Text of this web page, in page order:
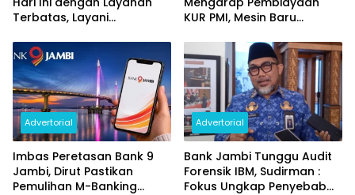
Terbatas, Layani
dan Perubahan PIN
KUR PMI, Mesin Baru
Daerah
Advertorial
Imbas Peretasan Bank 9
Jambi, Dirut Pastikan
Pemulihan M-Banking
Advertorial
Bank Jambi Tunggu Audit
Forensik IBM, Sudirman :
Fokus Ungkap Penyebab